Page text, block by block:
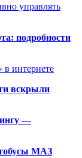
управлять
подробности
в интернете
вскрыли
—
МАЗ